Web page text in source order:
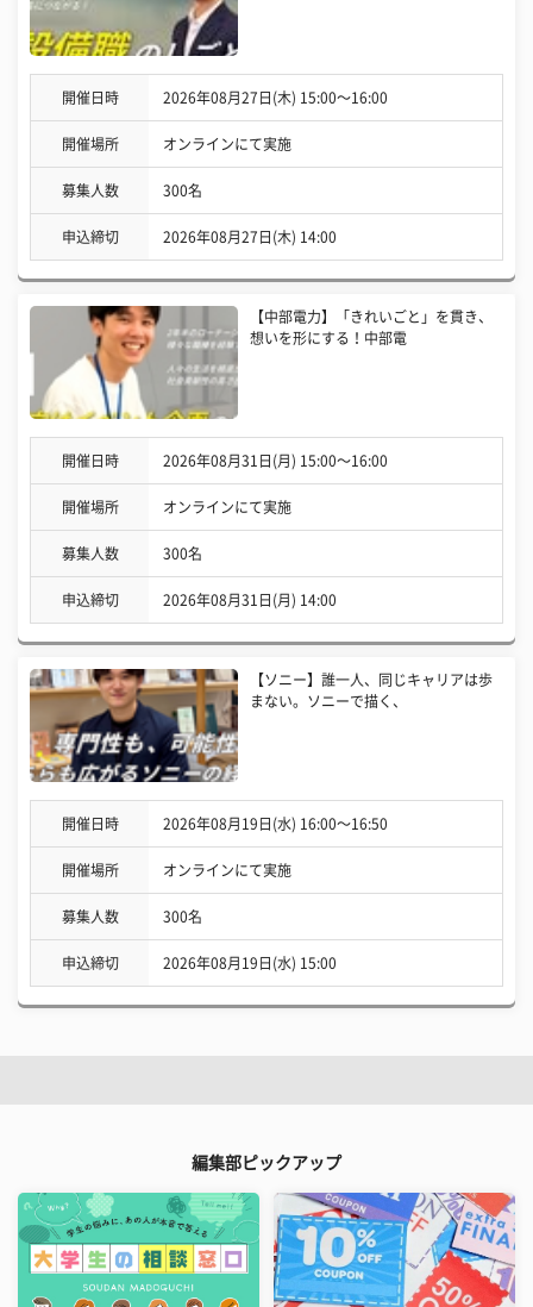
開催日時 2026年08月27日(木) 15:00〜16:00
開催場所 オンラインにて実施
募集人数 300名
申込締切 2026年08月27日(木) 14:00
【中部電力】「きれいごと」を貫き、
想いを形にする！中部電
開催日時 2026年08月31日(月) 15:00〜16:00
開催場所 オンラインにて実施
募集人数 300名
申込締切 2026年08月31日(月) 14:00
【ソニー】誰一人、同じキャリアは歩
まない。ソニーで描く、
開催日時 2026年08月19日(水) 16:00〜16:50
開催場所 オンラインにて実施
募集人数 300名
申込締切 2026年08月19日(水) 15:00
編集部ピックアップ